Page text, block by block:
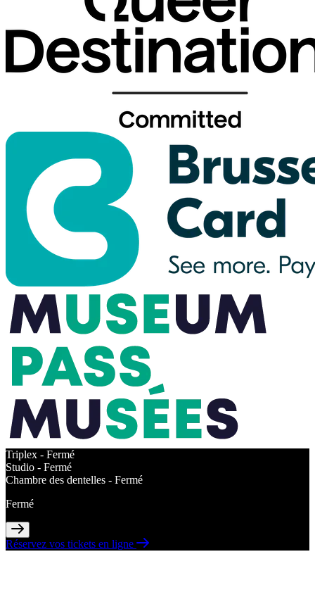
Triplex - Fermé
Studio - Fermé
Chambre des dentelles - Fermé
Fermé
Réservez vos tickets en ligne